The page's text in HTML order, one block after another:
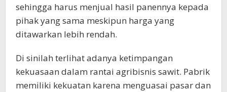
sehingga harus menjual hasil panennya kepada
pihak yang sama meskipun harga yang
ditawarkan lebih rendah.
Di sinilah terlihat adanya ketimpangan
kekuasaan dalam rantai agribisnis sawit. Pabrik
memiliki kekuatan karena menguasai pasar dan